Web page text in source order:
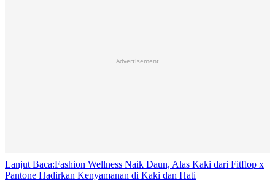
Advertisement
Lanjut Baca:Fashion Wellness Naik Daun, Alas Kaki dari Fitflop x
Pantone Hadirkan Kenyamanan di Kaki dan Hati